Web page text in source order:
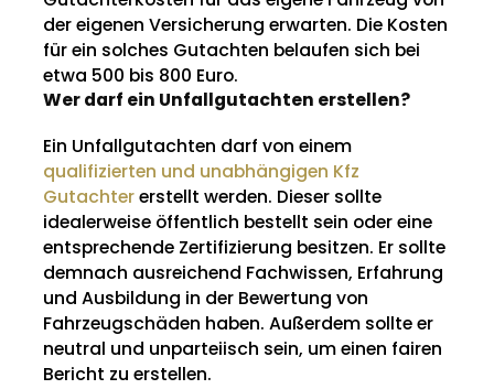
der eigenen Versicherung erwarten. Die Kosten
für ein solches Gutachten belaufen sich bei
etwa 500 bis 800 Euro.
Wer darf ein Unfallgutachten erstellen?
Ein Unfallgutachten darf von einem
qualifizierten und unabhängigen Kfz
Gutachtererstellt werden. Dieser sollte
idealerweise öffentlich bestellt sein oder eine
entsprechende Zertifizierung besitzen. Er sollte
demnach ausreichend Fachwissen, Erfahrung
und Ausbildung in der Bewertung von
Fahrzeugschäden haben. Außerdem sollte er
neutral und unparteiisch sein, um einen fairen
Bericht zu erstellen.